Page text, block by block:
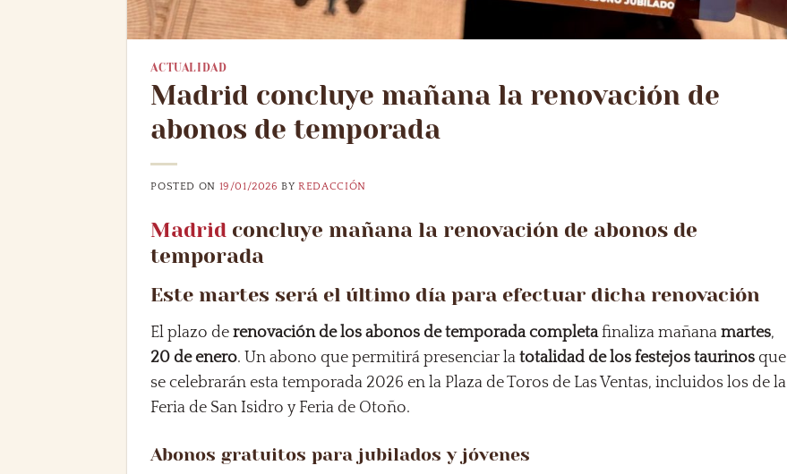
ACTUALIDAD
Madrid concluye mañana la renovación de
abonos de temporada
POSTED ON 19/01/2026 BYREDACCIÓN
Madrid concluye mañana la renovación de abonos de
temporada
Este martes será el último día para efectuar dicha renovación
El plazo derenovación de los abonos de temporada completafinaliza mañana martes,
20 de enero. Un abono que permitirá presenciar latotalidad de los festejos taurinos que
se celebrarán esta temporada 2026 en la Plaza de Toros de Las Ventas, incluidos los de la
Feria de San Isidro y Feria de Otoño.
Abonos gratuitos para jubilados y jóvenes